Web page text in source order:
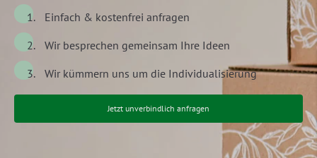
Einfach & kostenfrei anfragen
Wir besprechen gemeinsam Ihre Ideen
Wir kümmern uns um die Individualisierung
Jetzt unverbindlich anfragen